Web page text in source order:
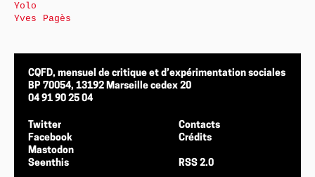
Yolo
Yves Pagès
CQFD, mensuel de critique et d’expérimentation sociales
BP 70054, 13192 Marseille cedex 20
04 91 90 25 04
Twitter
Facebook
Mastodon
Seenthis
Contacts
Crédits
RSS 2.0